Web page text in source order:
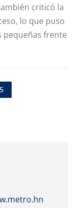
criticó la
lo que puso
pequeñas frente